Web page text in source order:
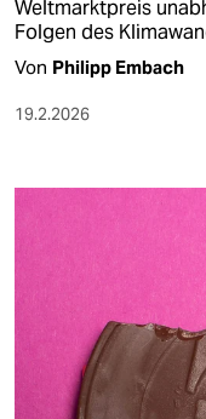
Weltmarktpreis
Folgen des
Von Philipp Embach
19.2.2026